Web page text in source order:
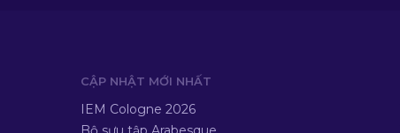
CẬP NHẬT MỚI NHẤT
IEM Cologne 2026